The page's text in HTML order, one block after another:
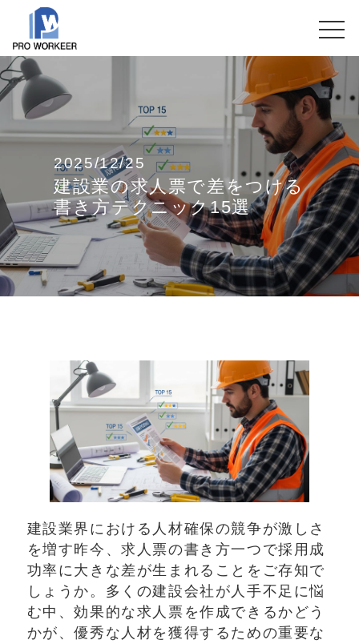
2025/12/25
建設業の求人票で差をつける
書き方テクニック15選
建設業界における人材確保の競争が激しさ
を増す昨今、求人票の書き方一つで採用成
功率に大きな差が生まれることをご存知で
しょうか。多くの建設会社が人手不足に悩
む中、効果的な求人票を作成できるかどう
かが、優秀な人材を獲得するための重要な